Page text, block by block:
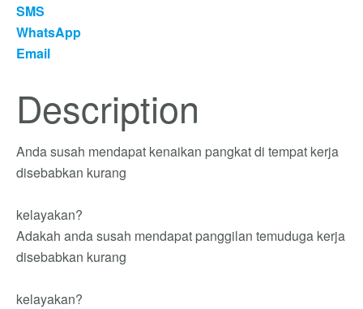
SMS
WhatsApp
Email
Description
Anda susah mendapat kenaikan pangkat di tempat kerja
disebabkan kurang
kelayakan?
Adakah anda susah mendapat panggilan temuduga kerja
disebabkan kurang
kelayakan?